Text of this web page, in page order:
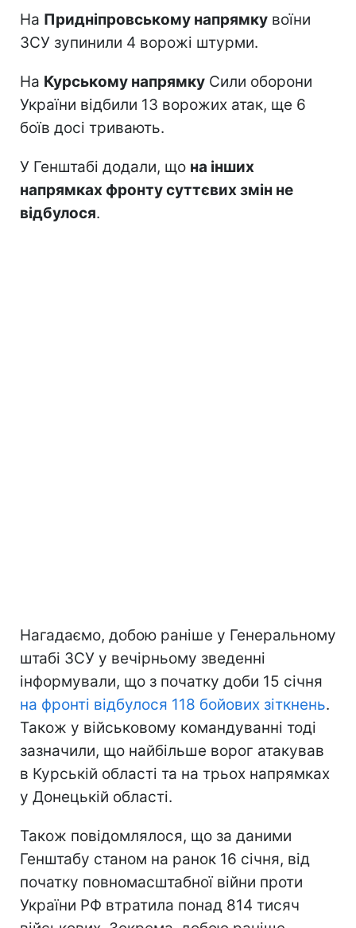
На Придніпровському напрямку воїни
ЗСУ зупинили 4 ворожі штурми.
На Курському напрямку Сили оборони
України відбили 13 ворожих атак, ще 6
боїв досі тривають.
У Генштабі додали, що на інших
напрямках фронту суттєвих змін не
відбулося.
Нагадаємо, добою раніше у Генеральному
штабі ЗСУ у вечірньому зведенні
інформували, що з початку доби 15 січня
на фронті відбулося 118 бойових зіткнень.
Також у військовому командуванні тоді
зазначили, що найбільше ворог атакував
в Курській області та на трьох напрямках
у Донецькій області.
Також повідомлялося, що за даними
Генштабу станом на ранок 16 січня, від
початку повномасштабної війни проти
України РФ втратила понад 814 тисяч